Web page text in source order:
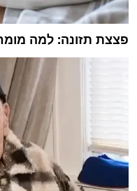
פצצת תזונה: למה